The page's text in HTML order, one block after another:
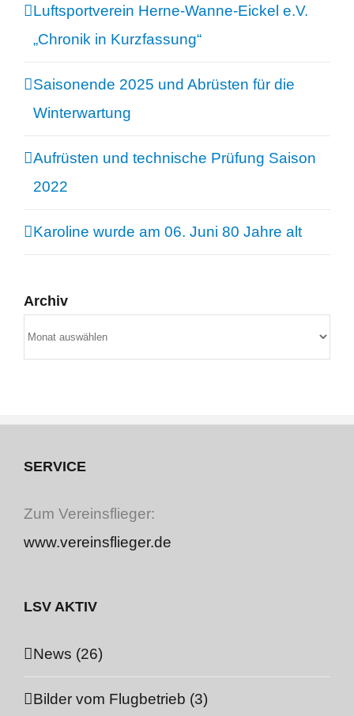
Luftsportverein Herne-Wanne-Eickel e.V.
„Chronik in Kurzfassung“
Saisonende 2025 und Abrüsten für die
Winterwartung
Aufrüsten und technische Prüfung Saison
2022
Karoline wurde am 06. Juni 80 Jahre alt
Archiv
SERVICE
Zum Vereinsflieger:
www.vereinsflieger.de
LSV AKTIV
News (26)
Bilder vom Flugbetrieb (3)